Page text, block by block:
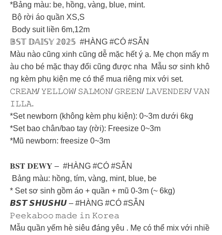
*Bảng màu: be, hồng, vàng, blue, mint.
Bộ rời áo quần XS,S
Body suit liền 6m,12m
𝔹𝕊𝕋 𝔻𝔸𝕀𝕊𝕐 𝟚𝟘𝟚𝟝 #HÀNG #CÓ #SẴN
Màu nào cũng xinh cũng dễ mặc hết ý ạ. Mẹ chọn mấy m
àu cho bé mặc thay đổi cũng được nha Mẫu sơ sinh khô
ng kèm phụ kiện mẹ có thể mua riêng mix với set.
𝙲𝚁𝙴𝙰𝙼/ 𝚈𝙴𝙻𝙻𝙾𝚆/ 𝚂𝙰𝙻𝙼𝙾𝙽/ 𝙶𝚁𝙴𝙴𝙽/ 𝙻𝙰𝚅𝙴𝙽𝙳𝙴𝚁/ 𝚅𝙰𝙽
𝙸𝙻𝙻𝙰.
*Set newborn (không kèm phụ kiện): 0~3m dưới 6kg
*Set bao chân/bao tay (rời): Freesize 0~3m
*Mũ newborn: freesize 0~3m
𝐁𝐒𝐓 𝐃𝐄𝐖𝐘 – #HÀNG #CÓ #SẴN
Bảng màu: hồng, tím, vàng, mint, blue, be
* Set sơ sinh gồm áo + quần + mũ 0-3m (~ 6kg)
𝘽𝙎𝙏 𝙎𝙃𝙐𝙎𝙃𝙐 – #HÀNG #CÓ #SẴN
𝙿𝚎𝚎𝚔𝚊𝚋𝚘𝚘 𝚖𝚊𝚍𝚎 𝚒𝚗 𝙺𝚘𝚛𝚎𝚊
Mẫu quần yếm hè siêu đáng yêu . Mẹ có thể mix với nhiề